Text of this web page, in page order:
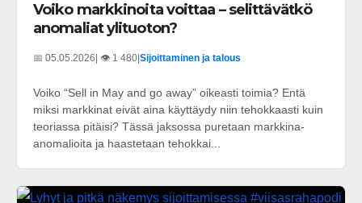
Voiko markkinoita voittaa – selittävätkö
anomaliat ylituoton?
📅 05.05.2026 | 👁️ 1 480 Sijoittaminen ja talous
Voiko “Sell in May and go away” oikeasti toimia? Entä
miksi markkinat eivät aina käyttäydy niin tehokkaasti kuin
teoriassa pitäisi? Tässä jaksossa puretaan markkina-
anomalioita ja haastetaan tehokkai...